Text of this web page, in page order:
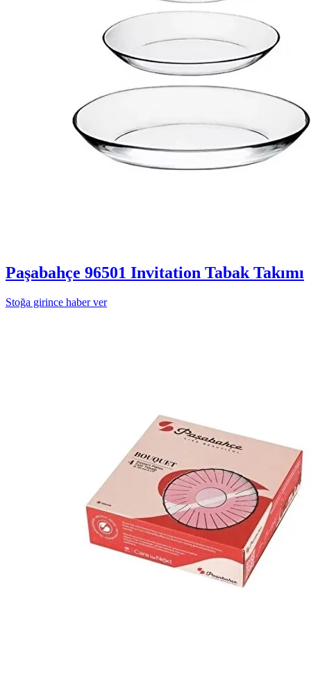
Paşabahçe 96501 Invitation Tabak Takımı
Stoğa girince haber ver